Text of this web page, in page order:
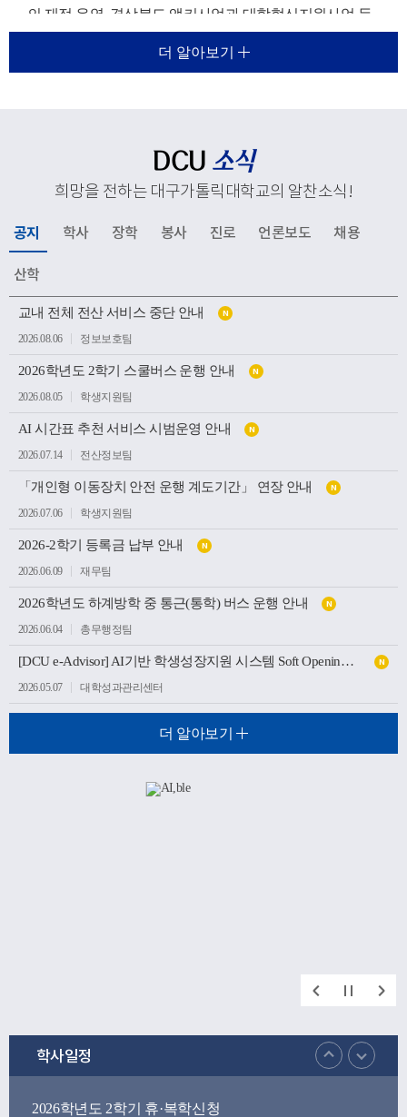
의 재정 운영, 경상북도 앵커사업과 대학혁신지원사업 등
주요 재정지원사업, 외국인 유학생 지원 현황에 대한 보고
가 진행되었다.이를 통해 우리 대학이 교육환경 변화에 대
학의 지속적인 발전과 구성원 모두를 위해 강복했다.이어
성당과 중앙도서관, 모빌리티체험관, 기숙사, 박물관 등 효
성캠퍼스 주요 시설을 둘러보며 학생들의 교육과 생활이
간직한 공간부터 미래 산업 인재 양성을 위한 교육시설까
지 폭넓게 방문하며 우리 대학의 교육환경과 발전상을 확
인했다.이번 방문은 사랑과 봉사의 교육이념을 바탕으로
인재를 양성해 온 우리 대학의 교육 방향을 공유하고, 교구
와 대학이 미래 발전을 위해 지속적으로 협력하는 뜻깊은
계기가 되었다.
더 알아보기
DCU 소식
희망을 전하는 대구가톨릭대학교의 알찬소식 !
공지 학사 장학 봉사 진로 언론보도 채용
산학
지
식
목
록
교내 전체 전산 서비스 중단 안내 N
2026.08.06 정보보호팀
2026학년도 2학기 스쿨버스 운행 안내 N
2026.08.05 학생지원팀
AI 시간표 추천 서비스 시범운영 안내 N
2026.07.14 전산정보팀
「개인형 이동장치 안전 운행 계도기간」 연장 안내 N
2026.07.06 학생지원팀
2026-2학기 등록금 납부 안내 N
2026.06.09 재무팀
2026학년도 하계방학 중 통근(통학) 버스 운행 안내 N
2026.06.04 총무행정팀
[DCU e-Advisor] AI기반 학생성장지원 시스템 Soft Opening(가오픈) 안내 N
2026.05.07 대학성과관리센터
더 알아보기
학사일정
2026학년도 2학기 휴·복학신청